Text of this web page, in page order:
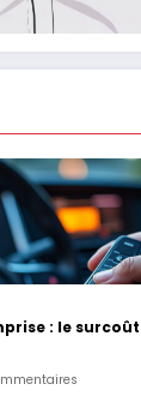
: le